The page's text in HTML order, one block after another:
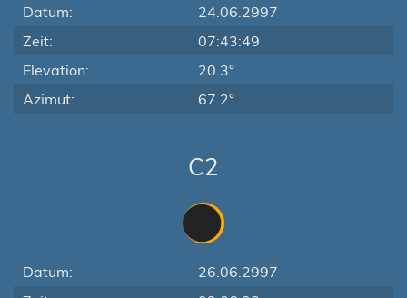
Datum:
24.06.2997
Zeit:
07:43:49
Elevation:
20.3°
Azimut:
67.2°
C2
Datum:
26.06.2997